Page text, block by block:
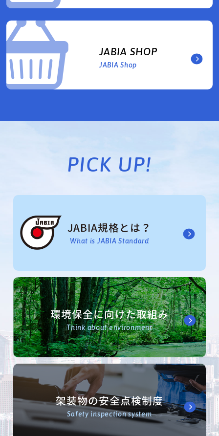
JABIA SHOP
JABIA Shop
PICK UP!
JABIA規格とは？
What is JABIA Standard
環境保全に向けた取組み
Think about environment
架装物の安全点検制度
Safety inspection system